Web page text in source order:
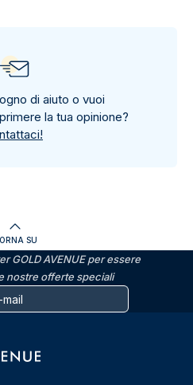
di aiuto o vuoi
la tua opinione?
SU
GOLD AVENUE per essere
nostre offerte speciali